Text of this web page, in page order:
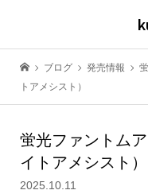
ブログ 発売情報
トアメシスト）
蛍光ファントム
イトアメシスト）
2025.10.11